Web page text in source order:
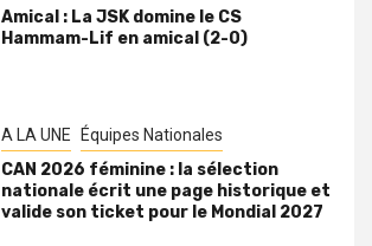
Amical : La JSK domine le CS
Hammam-Lif en amical (2-0)
A LA UNE Équipes Nationales
CAN 2026 féminine : la sélection
nationale écrit une page historique et
valide son ticket pour le Mondial 2027